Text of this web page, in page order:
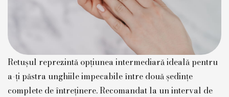
Retușul reprezintă opțiunea intermediară ideală pentru
a-ți păstra unghiile impecabile între două ședințe
complete de întreținere. Recomandat la un interval de